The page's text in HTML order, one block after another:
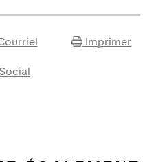
Imprimer
Social